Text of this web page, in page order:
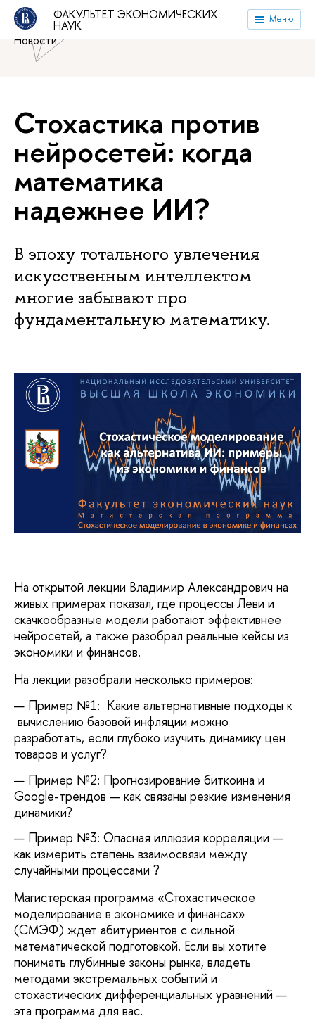
ФАКУЛЬТЕТ ЭКОНОМИЧЕСКИХ
НАУК Меню
Национальный исследовательский университет «Высшая
школа экономики»
Факультет экономических наук
Новости
Стохастика против
нейросетей: когда
математика
надежнее ИИ?
В эпоху тотального увлечения
искусственным интеллектом
многие забывают про
фундаментальную математику.
На открытой лекции Владимир Александрович на
живых примерах показал, где процессы Леви и
скачкообразные модели работают эффективнее
нейросетей, а также разобрал реальные кейсы из
экономики и финансов.
На лекции разобрали несколько примеров:
Пример №1: Какие альтернативные подходы к
вычислению базовой инфляции можно
разработать, если глубоко изучить динамику цен
товаров и услуг?
Пример №2: Прогнозирование биткоина и
Google-трендов — как связаны резкие изменения
динамики?
Пример №3: Опасная иллюзия корреляции —
как измерить степень взаимосвязи между
случайными процессами ?
Магистерская программа «Стохастическое
моделирование в экономике и финансах»
(СМЭФ) ждет абитуриентов с сильной
математической подготовкой. Если вы хотите
понимать глубинные законы рынка, владеть
методами экстремальных событий и
стохастических дифференциальных уравнений —
эта программа для вас.